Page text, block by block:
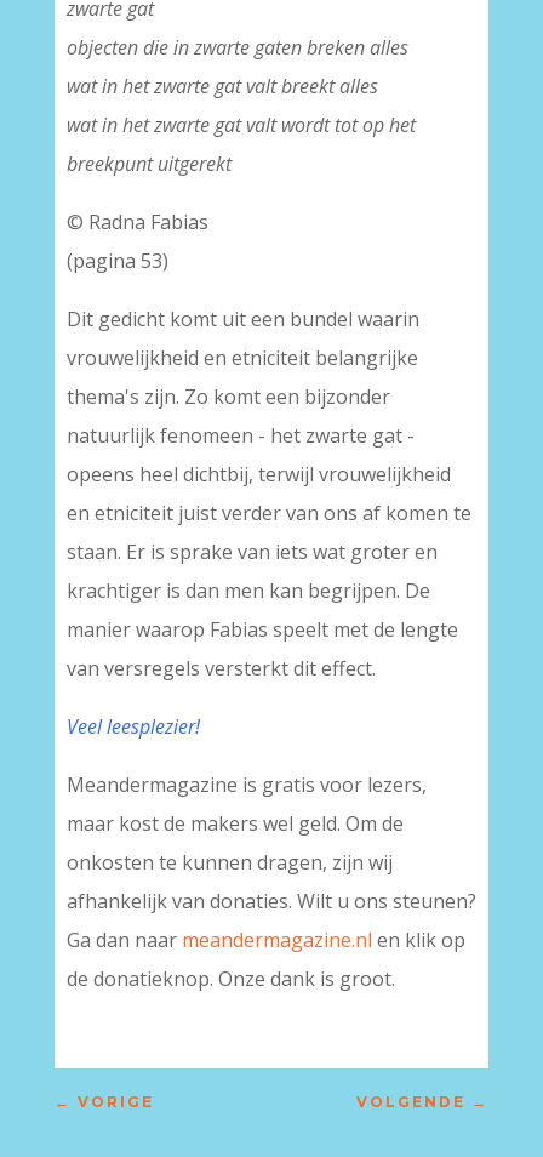
zwarte gat
objecten die in zwarte gaten breken alles
wat in het zwarte gat valt breekt alles
wat in het zwarte gat valt wordt tot op het
breekpunt uitgerekt
© Radna Fabias
(pagina 53)
Dit gedicht komt uit een bundel waarin
vrouwelijkheid en etniciteit belangrijke
thema's zijn. Zo komt een bijzonder
natuurlijk fenomeen - het zwarte gat -
opeens heel dichtbij, terwijl vrouwelijkheid
en etniciteit juist verder van ons af komen te
staan. Er is sprake van iets wat groter en
krachtiger is dan men kan begrijpen. De
manier waarop Fabias speelt met de lengte
van versregels versterkt dit effect.
Veel leesplezier!
Meandermagazine is gratis voor lezers,
maar kost de makers wel geld. Om de
onkosten te kunnen dragen, zijn wij
afhankelijk van donaties. Wilt u ons steunen?
Ga dan naar meandermagazine.nl en klik op
de donatieknop. Onze dank is groot.
← VORIGE VOLGENDE →